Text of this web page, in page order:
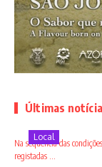
Últimas
Local
Na sequência das
registadas ...